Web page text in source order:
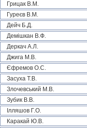
Грицак В.М.
Гуреєв В.М.
Дейч Б.Д.
Демішкан В.Ф.
Деркач А.Л.
Джига М.В.
Єфремов О.С.
Засуха Т.В.
Злочевський М.В.
Зубик В.В.
Ілляшов Г.О.
Каракай Ю.В.